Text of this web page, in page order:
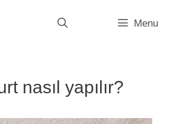
Menu
nasıl yapılır?